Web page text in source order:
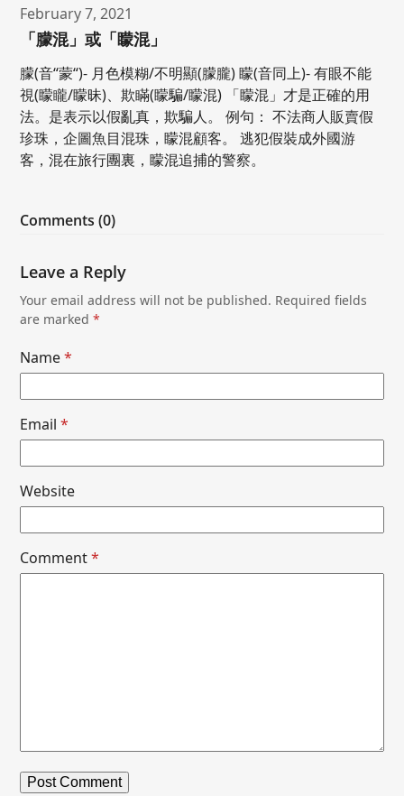
February 7, 2021
「朦混」或「矇混」
朦(音“蒙“)- 月色模糊/不明顯(朦朧) 矇(音同上)- 有眼不能
視(矇矓/矇昧)、欺瞞(矇騙/矇混) 「矇混」才是正確的用
法。是表示以假亂真，欺騙人。 例句： 不法商人販賣假
珍珠，企圖魚目混珠，矇混顧客。 逃犯假裝成外國游
客，混在旅行團裏，矇混追捕的警察。
Comments (0)
Leave a Reply
Your email address will not be published. Required fields
are marked*
Name*
Email*
Website
Comment*